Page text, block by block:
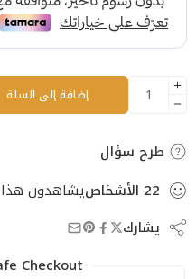
إضافة إلى السلة
طرح سؤال
22 الأشخاصيشاهدون هذا
يشارك
Checkout